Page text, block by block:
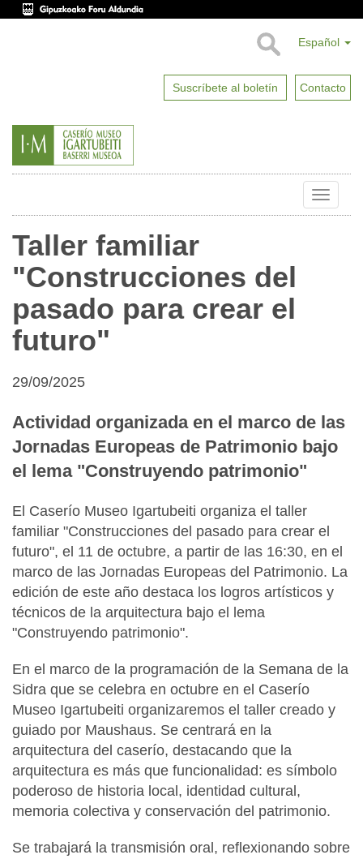
Español
Suscríbete al boletín Contacto
Toggle
Taller familiar
"Construcciones del
pasado para crear el
futuro"
29/09/2025
Actividad organizada en el marco de las
Jornadas Europeas de Patrimonio bajo
el lema "Construyendo patrimonio"
El Caserío Museo Igartubeiti organiza el taller
familiar "Construcciones del pasado para crear el
futuro", el 11 de octubre, a partir de las 16:30, en el
marco de las Jornadas Europeas del Patrimonio. La
edición de este año destaca los logros artísticos y
técnicos de la arquitectura bajo el lema
"Construyendo patrimonio".
En el marco de la programación de la Semana de la
Sidra que se celebra en octubre en el Caserío
Museo Igartubeiti organizaremos el taller creado y
guiado por Maushaus. Se centrará en la
arquitectura del caserío, destacando que la
arquitectura es más que funcionalidad: es símbolo
poderoso de historia local, identidad cultural,
memoria colectiva y conservación del patrimonio.
Se trabajará la transmisión oral, reflexionando sobre